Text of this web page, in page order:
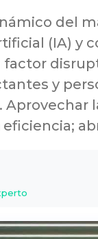
del
(IA) y
y
Aprovechar
eficiencia;